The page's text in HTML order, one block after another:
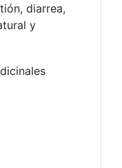
diarrea,
y